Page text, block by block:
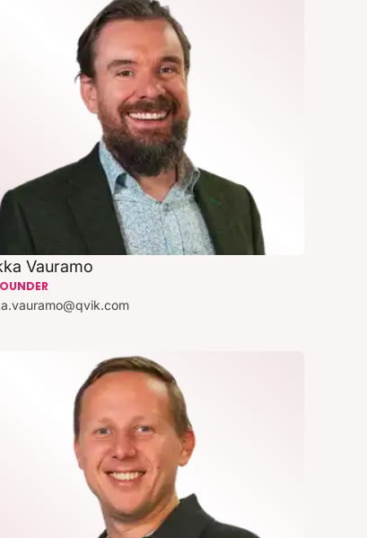
Vauramo